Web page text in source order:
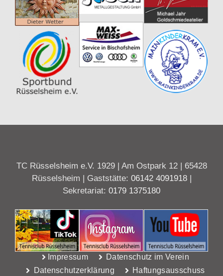
TC Rüsselsheim e.V. 1929 | Am Ostpark 12 | 65428
Rüsselsheim | Gaststätte: 06142 4091918|
Sekretariat: 0179 1375180
Impressum
Datenschutz im Verein
Datenschutzerklärung
Haftungsausschuss